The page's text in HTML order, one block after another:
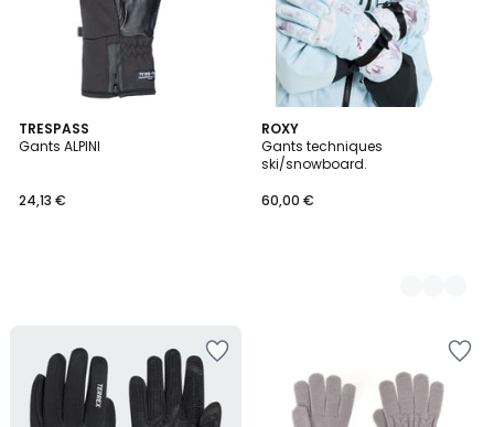
TRESPASS
Gants ALPINI
24,13 €
ROXY
Gants techniques
ski/snowboard.
60,00 €
2
Couleurs